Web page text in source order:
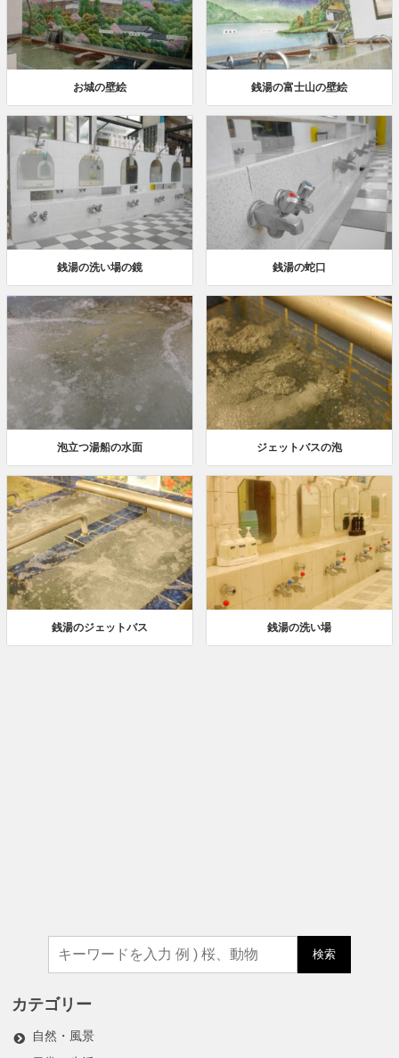
お城の壁絵 銭湯の富士山の壁絵
銭湯の洗い場の鏡 銭湯の蛇口
泡立つ湯船の水面 ジェットバスの泡
銭湯のジェットバス 銭湯の洗い場
検索
カテゴリー
自然・風景